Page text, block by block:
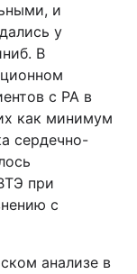
и
у
В
с РА в
как минимум
сердечно-
при
с
анализе в